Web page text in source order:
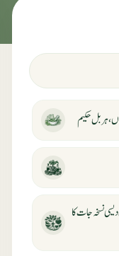
ہربل حکیم
نسخہ جات کا